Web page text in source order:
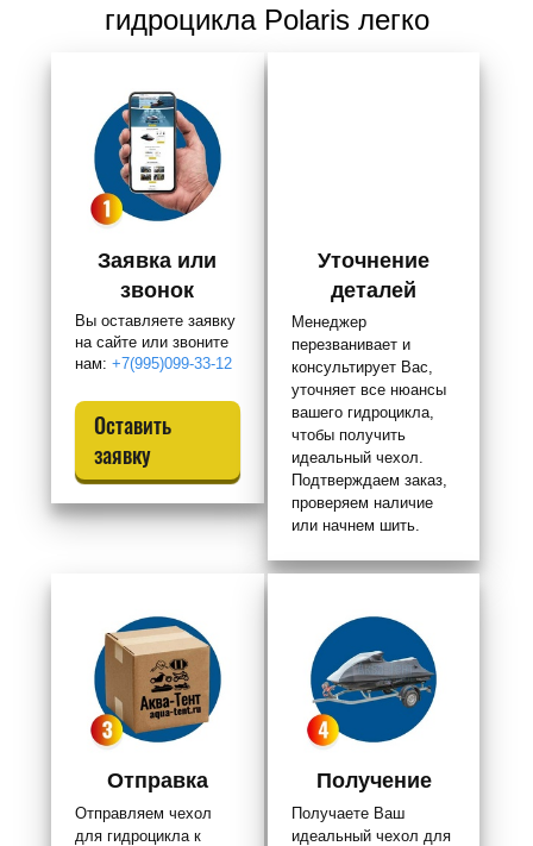
гидроцикла Polaris легко
Заявка или
звонок
Вы оставляете заявку
на сайте или звоните
нам:+7(995)099-33-12
Оставить
заявку
Уточнение
деталей
Менеджер
перезванивает и
консультирует Вас,
уточняет все нюансы
вашего гидроцикла,
чтобы получить
идеальный чехол.
Подтверждаем заказ,
проверяем наличие
или начнем шить.
Отправка
Отправляем чехол
для гидроцикла к
Получение
Получаете Ваш
идеальный чехол для